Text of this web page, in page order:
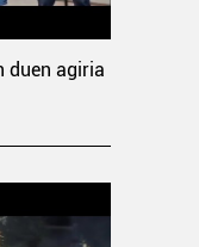
duen agiria